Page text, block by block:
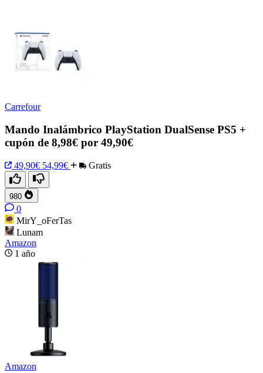
Carrefour
Mando Inalámbrico PlayStation DualSense PS5 +
cupón de 8,98€ por 49,90€
49,90€ 54,99€ Gratis
980
0
MirY_oFerTas
Lunam
Amazon
1 año
Amazon